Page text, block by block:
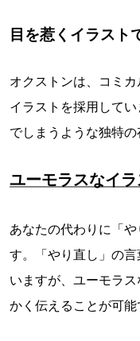
目を惹くイラスト
オクストンは、コミ
イラストを採用して
でしまうような独特の
ユーモラスなイラ
あなたの代わりに「
す。「やり直し」の
いますが、ユーモラ
かく伝えることが可能